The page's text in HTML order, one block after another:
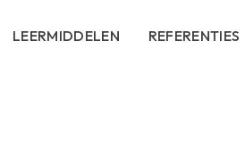
LEERMIDDELEN REFERENTIES